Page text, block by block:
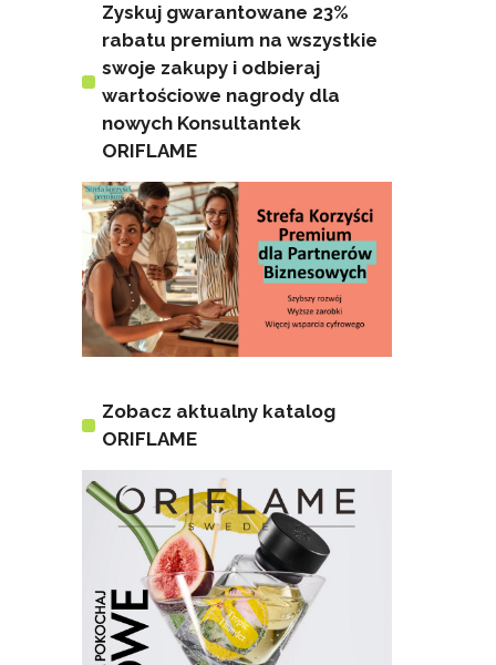
Zyskuj gwarantowane 23%
rabatu premium na wszystkie
swoje zakupy i odbieraj
wartościowe nagrody dla
nowych Konsultantek
ORIFLAME
Zobacz aktualny katalog
ORIFLAME